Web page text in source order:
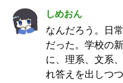
しめおん
なんだろう。日
だった。学校の
に、理系、文系
れ答えを出しつ